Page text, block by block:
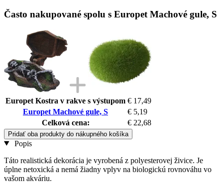
Často nakupované spolu s Europet Machové gule, S
Europet Kostra v rakve s výstupom € 17,49
Europet Machové gule, S
€ 5,19
Celková cena:
€ 22,68
Pridať oba produkty do nákupného košíka
Popis
Táto realistická dekorácia je vyrobená z polyesterovej živice. Je
úplne netoxická a nemá žiadny vplyv na biologickú rovnováhu vo
vašom akváriu.